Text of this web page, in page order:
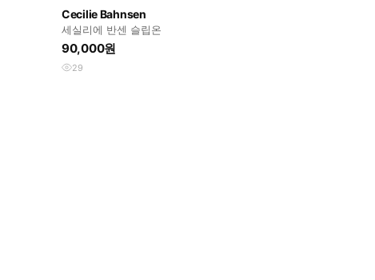
Cecilie Bahnsen
세실리에 반센 슬립온
90,000원
29